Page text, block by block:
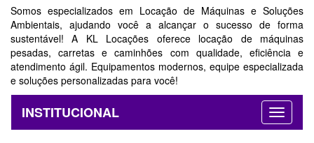
Somos especializados em Locação de Máquinas e Soluções
Ambientais, ajudando você a alcançar o sucesso de forma
sustentável! A KL Locações oferece locação de máquinas
pesadas, carretas e caminhões com qualidade, eficiência e
atendimento ágil. Equipamentos modernos, equipe especializada
e soluções personalizadas para você!
INSTITUCIONAL